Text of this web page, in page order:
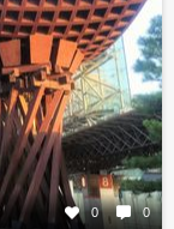
0 0